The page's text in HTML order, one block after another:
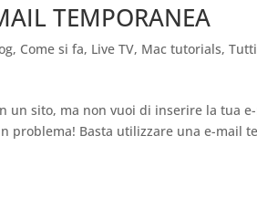
TEMPORANEA
, Come si fa, Live TV, Mac tutorials,
un sito, ma non vuoi di inserire la tua
problema! Basta utilizzare una e-mail